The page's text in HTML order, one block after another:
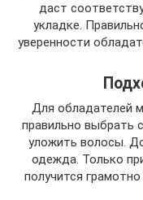
даст
укладке.
уверенности
Для обладателей
правильно выбрать
уложить волосы.
одежда. Только
получится